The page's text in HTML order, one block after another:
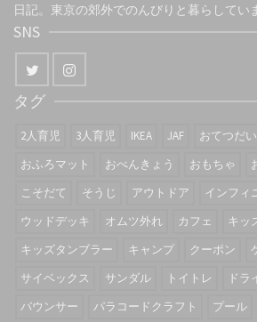
日記。東京の郊外でのんびりと暮らしてい
SNS
タグ
2人育児 3人育児 IKEA JAF おてつだい
おふろマット
おべんきょう おもちゃ
こそだて
そうじ アウトドア
インフィ
ウッドデッキ
オムツ外れ カフェ
キッ
キッズタンブラー
キャンプ クーポン
サイベックス
サンダル トイトレ
ドラ
バウンサー
パラコードクラフト プール